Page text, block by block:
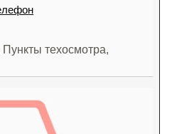
техосмотра,